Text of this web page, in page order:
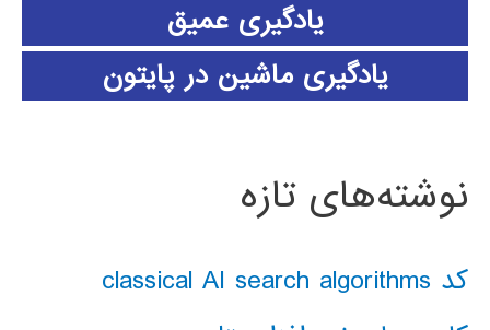
یادگیری عمیق
یادگیری ماشین در پایتون
نوشته‌های تازه
کد classical AI search algorithms